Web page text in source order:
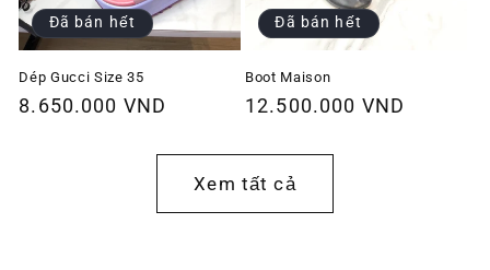
Đã bán hết
Dép Gucci Size 35
Giá
8.650.000 VND
Đã bán hết
Boot Maison
Giá
thường
12.500.000 VND
Xem tất cả